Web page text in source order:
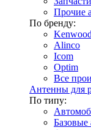
Прочие
По бренду:
Kenwood
Alinco
Icom
Optim
Все
Антенны для
По типу: